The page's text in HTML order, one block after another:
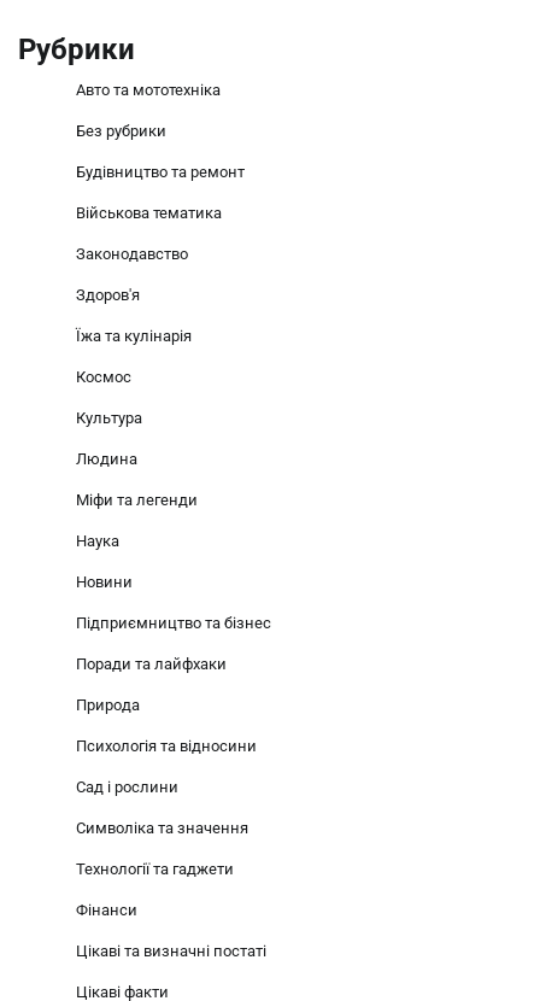
Рубрики
Авто та мототехніка
Без рубрики
Будівництво та ремонт
Військова тематика
Законодавство
Здоров'я
Їжа та кулінарія
Космос
Культура
Людина
Міфи та легенди
Наука
Новини
Підприємництво та бізнес
Поради та лайфхаки
Природа
Психологія та відносини
Сад і рослини
Символіка та значення
Технології та гаджети
Фінанси
Цікаві та визначні постаті
Цікаві факти